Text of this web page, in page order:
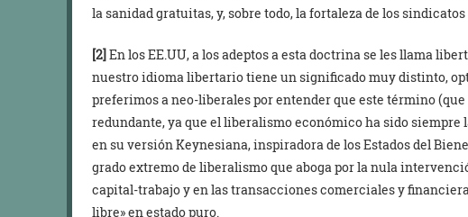
la sanidad gratuitas, y, sobre todo, la fortaleza de los
[2]En los EE.UU, a los adeptos a esta doctrina se les llama
nuestro idioma libertario tiene un significado muy distinto,
preferimos a neo-liberales por entender que este término
redundante, ya que el liberalismo económico ha sido
en su versión Keynesiana, inspiradora de los Estados del
grado extremo de liberalismo que aboga por la nula
capital-trabajo y en las transacciones comerciales y
libre» en estado puro.